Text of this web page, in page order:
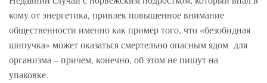
кому от энергетика, привлек повышенное внимание
общественности именно как пример того, что «безобидная
шипучка» может оказаться смертельно опасным ядом для
организма – причем, конечно, об этом не пишут на
упаковке.